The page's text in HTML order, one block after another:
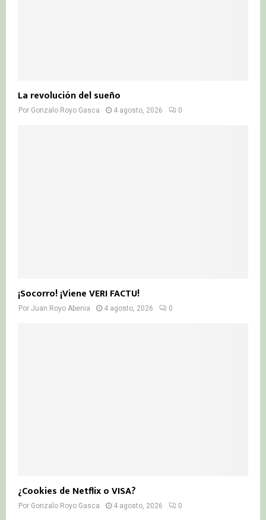
La revolución del sueño
Por Gonzalo Royo Gasca 4 agosto, 2026 0
¡Socorro! ¡Viene VERI FACTU!
Por Juan Royo Abenia 4 agosto, 2026 0
¿Cookies de Netflix o VISA?
Por Gonzalo Royo Gasca 4 agosto, 2026 0